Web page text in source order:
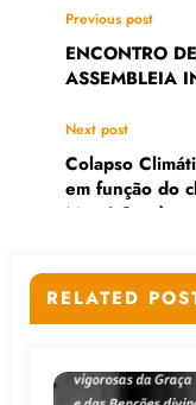
Previous post
ENCONTRO
ASSEMBLEIA
Next post
Colapso
em função do
Mauri Cruz)
RELATED